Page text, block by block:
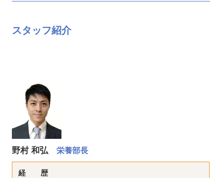
スタッフ紹介
野村 和弘栄養部長
経 歴